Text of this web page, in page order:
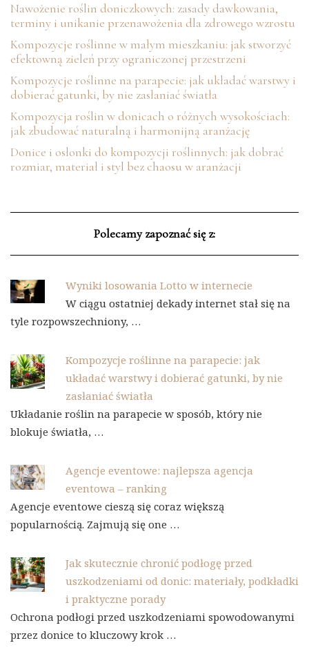
Nawożenie roślin doniczkowych: zasady dawkowania,
terminy i unikanie przenawożenia dla zdrowego wzrostu
Kompozycje roślinne w małym mieszkaniu: jak stworzyć
efektowną zieleń przy ograniczonej przestrzeni
Kompozycje roślinne na parapecie: jak układać warstwy i
dobierać gatunki, by nie zasłaniać światła
Kompozycja roślin w donicach o różnych wysokościach:
jak zbudować naturalną i harmonijną aranżację
Donice i osłonki do kompozycji roślinnych: jak dobrać
rozmiar, materiał i styl bez chaosu w aranżacji
Polecamy zapoznać się z:
Wyniki losowania Lotto w internecie
W ciągu ostatniej dekady internet stał się na
tyle rozpowszechniony, …
Kompozycje roślinne na parapecie: jak
układać warstwy i dobierać gatunki, by nie
zasłaniać światła
Układanie roślin na parapecie w sposób, który nie
blokuje światła, …
Agencje eventowe: najlepsza agencja
eventowa – ranking
Agencje eventowe cieszą się coraz większą
popularnością. Zajmują się one …
Jak skutecznie chronić podłogę przed
uszkodzeniami od donic: materiały, podkładki
i praktyczne porady
Ochrona podłogi przed uszkodzeniami spowodowanymi
przez donice to kluczowy krok …